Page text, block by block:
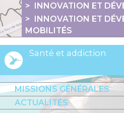
INNOVATION ET
INNOVATION ET
MOBILITÉS
Santé et addiction
MISSIONS GÉNÉRALES
ACTUALITÉS